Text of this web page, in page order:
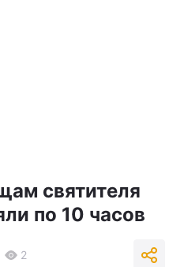
святителя
по 10 часов
2